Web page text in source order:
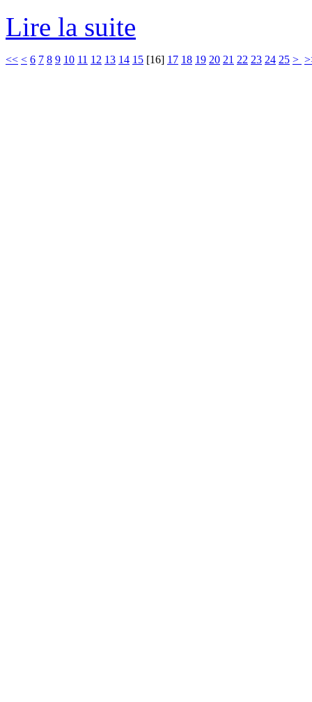
Lire la suite
<< < 6 7 8 9 10 11 12 13 14 15 [16] 17 18 19 20 21 22 23 24 25 >